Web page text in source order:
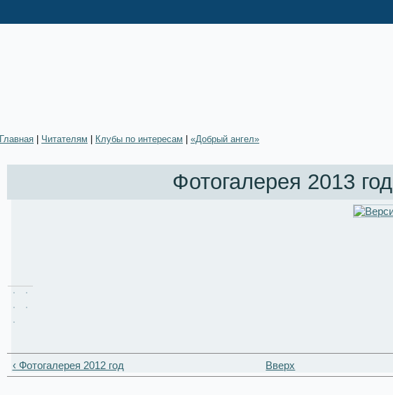
Главная Читателям Клубы по интересам |«Добрый ангел»
Фотогалерея 2013 год
‹ Фотогалерея 2012 год Вверх